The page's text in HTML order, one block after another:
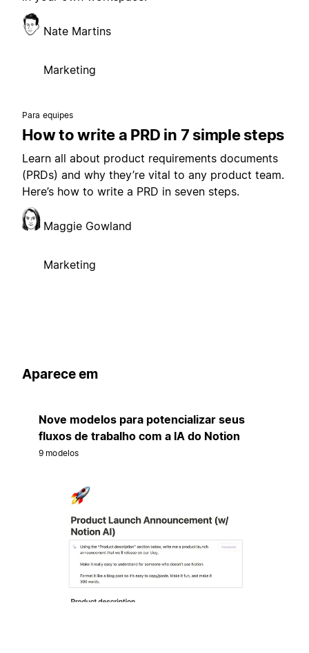
Nate Martins
Marketing
Para equipes
How to write a PRD in 7 simple steps
Learn all about product requirements documents
(PRDs) and why they’re vital to any product team.
Here’s how to write a PRD in seven steps.
Maggie Gowland
Marketing
Aparece em
Nove modelos para potencializar seus
fluxos de trabalho com a IA do Notion
9 modelos